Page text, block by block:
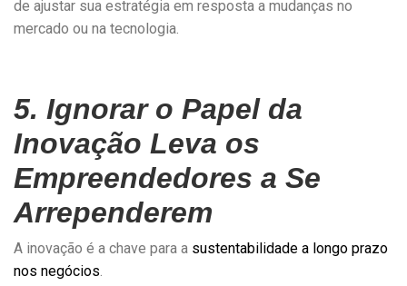
de ajustar sua estratégia em resposta a mudanças no
mercado ou na tecnologia.
5. Ignorar o Papel da
Inovação Leva os
Empreendedores a Se
Arrependerem
A inovação é a chave para a sustentabilidade a longo prazo
nos negócios.